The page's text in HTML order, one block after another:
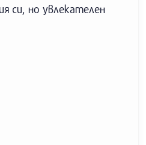
си, но увлекателен